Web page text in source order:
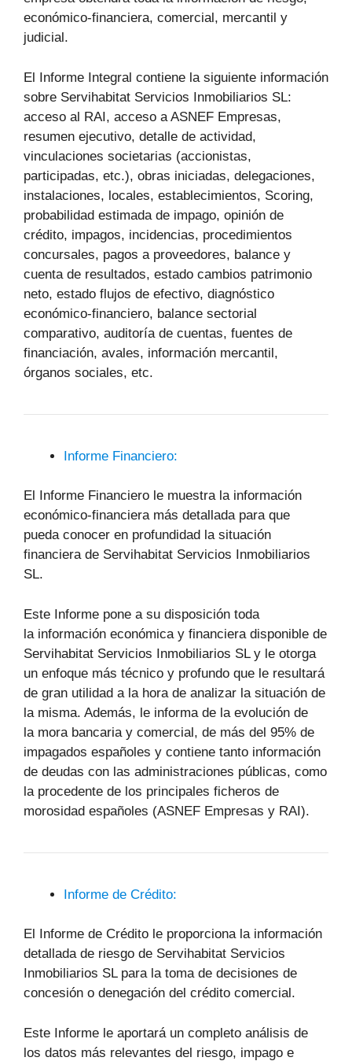
económico-financiera, comercial, mercantil y
judicial.
El Informe Integral contiene la siguiente información
sobre Servihabitat Servicios Inmobiliarios SL:
acceso al RAI, acceso a ASNEF Empresas,
resumen ejecutivo, detalle de actividad,
vinculaciones societarias (accionistas,
participadas, etc.), obras iniciadas, delegaciones,
instalaciones, locales, establecimientos, Scoring,
probabilidad estimada de impago, opinión de
crédito, impagos, incidencias, procedimientos
concursales, pagos a proveedores, balance y
cuenta de resultados, estado cambios patrimonio
neto, estado flujos de efectivo, diagnóstico
económico-financiero, balance sectorial
comparativo, auditoría de cuentas, fuentes de
financiación, avales, información mercantil,
órganos sociales, etc.
Informe Financiero:
El Informe Financiero le muestra la información
económico-financiera más detallada para que
pueda conocer en profundidad la situación
financiera de Servihabitat Servicios Inmobiliarios
SL.
Este Informe pone a su disposición toda
la información económica y financiera disponible de
Servihabitat Servicios Inmobiliarios SL y le otorga
un enfoque más técnico y profundo que le resultará
de gran utilidad a la hora de analizar la situación de
la misma. Además, le informa de la evolución de
la mora bancaria y comercial, de más del 95% de
impagados españoles y contiene tanto información
de deudas con las administraciones públicas, como
la procedente de los principales ficheros de
morosidad españoles (ASNEF Empresas y RAI).
Informe de Crédito:
El Informe de Crédito le proporciona la información
detallada de riesgo de Servihabitat Servicios
Inmobiliarios SL para la toma de decisiones de
concesión o denegación del crédito comercial.
Este Informe le aportará un completo análisis de
los datos más relevantes del riesgo, impago e